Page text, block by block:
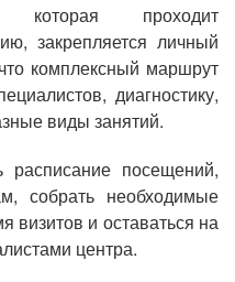
проходит
закрепляется личный
комплексный маршрут
диагностику,
виды занятий.
расписание посещений,
собрать необходимые
визитов и оставаться на
центра.